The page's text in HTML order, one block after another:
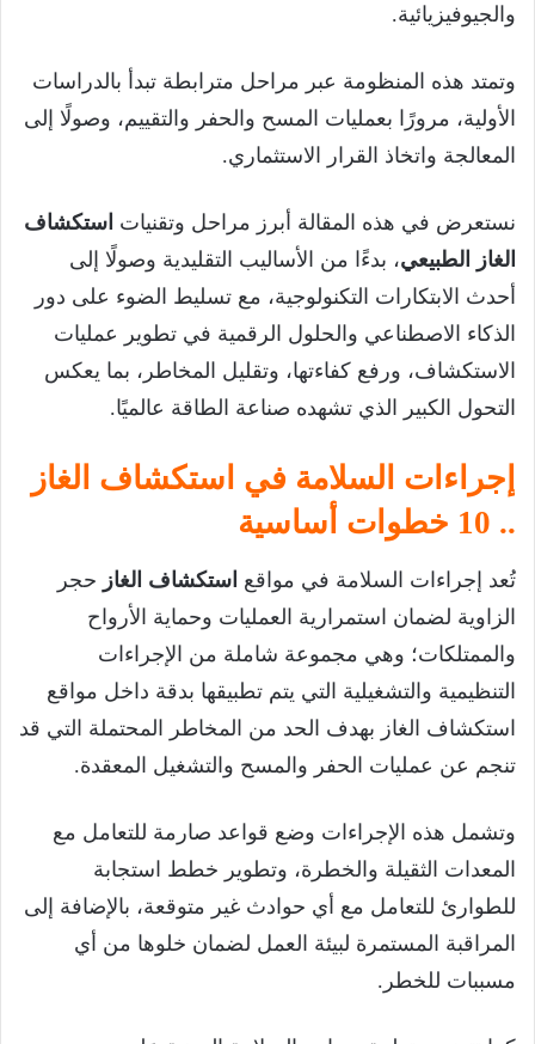
والجيوفيزيائية.
وتمتد هذه المنظومة عبر مراحل مترابطة تبدأ بالدراسات
الأولية، مرورًا بعمليات المسح والحفر والتقييم، وصولًا إلى
المعالجة واتخاذ القرار الاستثماري.
نستعرض في هذه المقالة أبرز مراحل وتقنيات استكشاف
الغاز الطبيعي، بدءًا من الأساليب التقليدية وصولًا إلى
أحدث الابتكارات التكنولوجية، مع تسليط الضوء على دور
الذكاء الاصطناعي والحلول الرقمية في تطوير عمليات
الاستكشاف، ورفع كفاءتها، وتقليل المخاطر، بما يعكس
التحول الكبير الذي تشهده صناعة الطاقة عالميًا.
إجراءات السلامة في استكشاف الغاز
.. 10 خطوات أساسية
تُعد إجراءات السلامة في مواقع استكشاف الغاز حجر
الزاوية لضمان استمرارية العمليات وحماية الأرواح
والممتلكات؛ وهي مجموعة شاملة من الإجراءات
التنظيمية والتشغيلية التي يتم تطبيقها بدقة داخل مواقع
استكشاف الغاز بهدف الحد من المخاطر المحتملة التي قد
تنجم عن عمليات الحفر والمسح والتشغيل المعقدة.
وتشمل هذه الإجراءات وضع قواعد صارمة للتعامل مع
المعدات الثقيلة والخطرة، وتطوير خطط استجابة
للطوارئ للتعامل مع أي حوادث غير متوقعة، بالإضافة إلى
المراقبة المستمرة لبيئة العمل لضمان خلوها من أي
مسببات للخطر.